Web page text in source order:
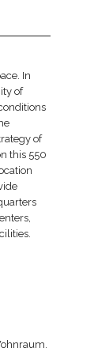
In
of
of
this 550